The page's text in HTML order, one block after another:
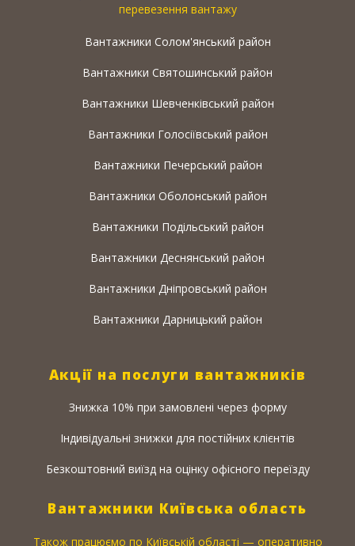
перевезення вантажу
Вантажники Солом'янський район
Вантажники Святошинський район
Вантажники Шевченківський район
Вантажники Голосіївський район
Вантажники Печерський район
Вантажники Оболонський район
Вантажники Подільський район
Вантажники Деснянський район
Вантажники Дніпровський район
Вантажники Дарницький район
Акції на послуги вантажників
Знижка 10% при замовлені через форму
Індивідуальні знижки для постійних клієнтів
Безкоштовний виїзд на оцінку офісного переїзду
Вантажники Київська область
Також працюємо по Київській області — оперативно